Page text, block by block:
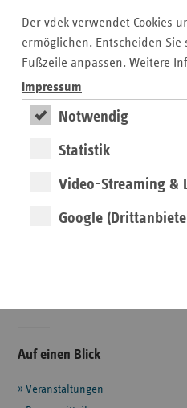
Der vdek verwendet Cookies
ermöglichen. Entscheiden
Fußzeile anpassen. Weitere
Impressum
Notwendig
Statistik
Video-Streaming &
Google
Palliativversorgung
Soziotherapie
Veröffentlichungen
Prävention und
Krankentransport
Krankenfahrten
Seitenleiste
weiteren
Auf einen Blick
Veranstaltungen